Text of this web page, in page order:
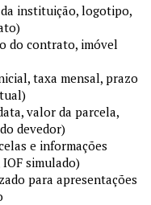
instituição, logotipo,
do contrato, imóvel
taxa mensal, prazo
valor da parcela,
devedor)
e informações
simulado)
para apresentações